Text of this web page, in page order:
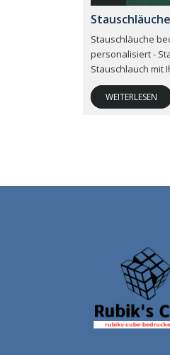
Stauschläuche
personalisiert -
Stauschlauch mit
WEITERLESEN